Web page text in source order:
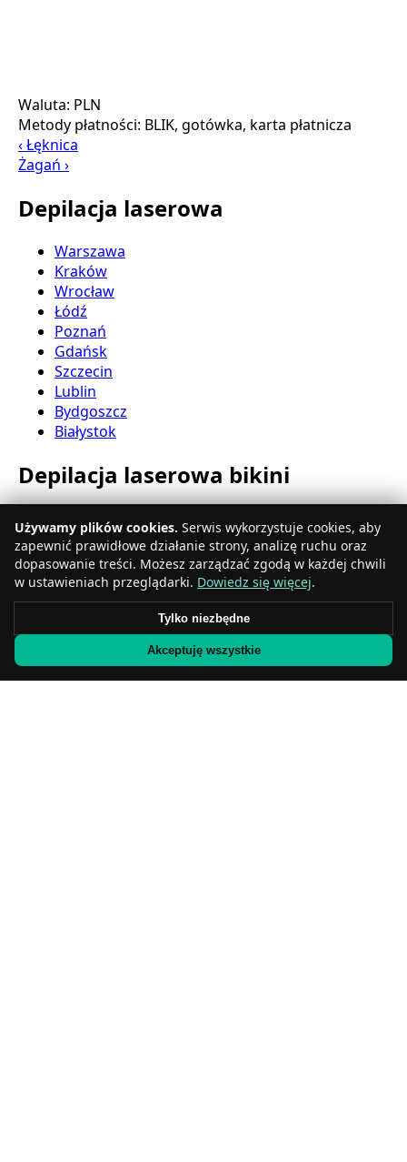
Waluta: PLN
Metody płatności: BLIK, gotówka, karta płatnicza
‹ Łęknica
Żagań ›
Depilacja laserowa
Warszawa
Kraków
Wrocław
Łódź
Poznań
Gdańsk
Szczecin
Lublin
Bydgoszcz
Białystok
Depilacja laserowa bikini
Katowice
Gdynia
Częstochowa
Radom
Rzeszów
Sosnowiec
Gliwice
Używamy plików cookies. Serwis wykorzystuje cookies, aby
zapewnić prawidłowe działanie strony, analizę ruchu oraz
dopasowanie treści. Możesz zarządzać zgodą w każdej chwili
w ustawieniach przeglądarki. Dowiedz się więcej.
Tylko niezbędne
Akceptuję wszystkie